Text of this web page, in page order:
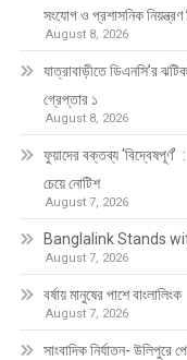
সংযোগ ও প্রশাসনিক নিয়ন্ত্রণ
August 8, 2026
যাত্রাবাড়ীতে ডিএনসি’র
গ্রেপ্তার ১
August 8, 2026
ফুয়াদের বক্তব্য ‘বিদ্বেষপূর্ণ’
চেয়ে নোটিশ
August 7, 2026
Banglalink Stands
August 7, 2026
বর্ষায় মানুষের পাশে বাংলালিংক
August 7, 2026
সাংবাদিক নির্যাতন- উলিপুরে